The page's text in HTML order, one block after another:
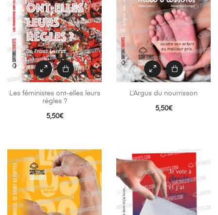
Les féministes ont-elles leurs
règles ?
5,50€
L’Argus du nourrisson
5,50€